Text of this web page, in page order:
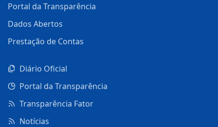
Portal da Transparência
Dados Abertos
Prestação de Contas
Diário Oficial
Portal da Transparência
Transparência Fator
Notícias